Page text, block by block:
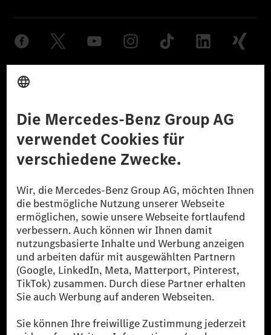
© 2026 Mercedes-Benz Group AG. Alle Rechte vorbehalten.
reduzierte CO₂-Emissionen bei der Mercedes-Benz Group durch
zertifizierte Ausgleichsprojekte kompensiert werden.
[2] Renewable Charging ist ein integraler Bestandteil von MB.CHARGE
Public in Europa, den USA, Kanada und China. Sofern an der jeweiligen
Ladestation noch kein Strom aus erneuerbaren Energien vorliegt,
verwendet Renewable Charging Grünstromzertifikate*. Diese stellen
sicher, dass für Ladevorgänge über MB.CHARGE Public eine äquivalente
Strommenge aus erneuerbaren Energien ins Stromnetz eingespeist wird.
Sie stammen ausschließlich aus Wind- und Solarkraftanlagen, die jünger
als sechs Jahre sind.
* Inkl. EKOenergy Ökolabel
* Die angegebenen Werte wurden nach dem vorgeschriebenen
Messverfahren WLTP (Worldwide harmonised Light vehicles Test